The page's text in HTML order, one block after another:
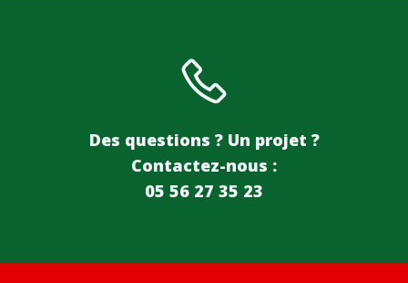
Des questions ? Un projet ?
Contactez-nous :
05 56 27 35 23